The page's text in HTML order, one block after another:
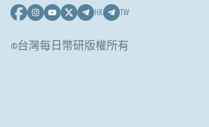
HK TW
©台灣每日幣研版權所有